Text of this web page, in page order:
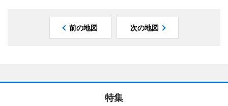
前の地図 次の地図
特集